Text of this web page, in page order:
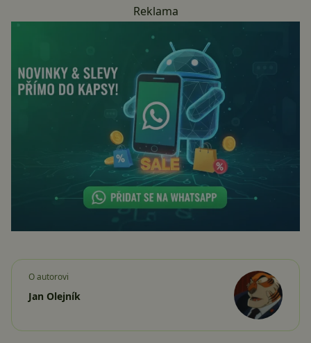
Reklama
O autorovi
Jan Olejník